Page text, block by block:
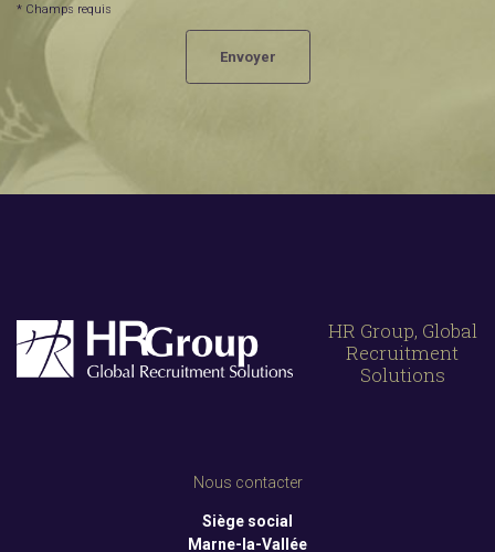
* Champs requis
HR Group, Global
Recruitment
Solutions
Nous contacter
Siège social
Marne-la-Vallée